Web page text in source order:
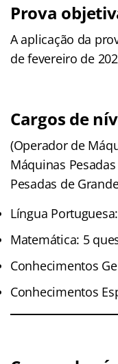
Prova
A aplicação da
de fevereiro de
Cargos de
(Operador de
Máquinas
Pesadas de
Língua
Matemática: 5
Conhecimentos
Conhecimentos